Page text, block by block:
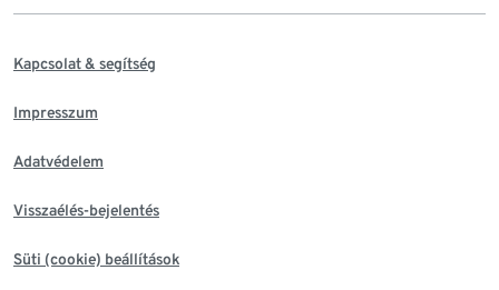
Kapcsolat & segítség
Impresszum
Adatvédelem
Visszaélés-bejelentés
Süti (cookie) beállítások